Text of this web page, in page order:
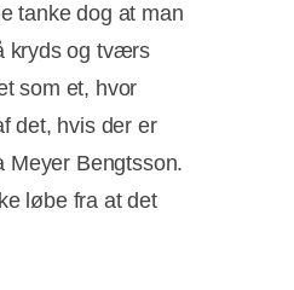
tanke dog at man
kryds og tværs
som et, hvor
det, hvis der er
Meyer Bengtsson.
løbe fra at det